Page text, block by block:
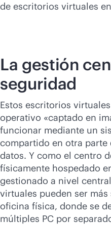
de escritorios virtuales
La gestión
seguridad
Estos escritorios
operativo «captado en
funcionar mediante un
compartido en otra parte
datos. Y como el centro
físicamente hospedado
gestionado a nivel
virtuales pueden ser
oficina física, donde se
múltiples PC por